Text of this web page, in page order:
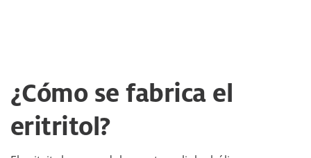
¿Cómo se fabrica el
eritritol?